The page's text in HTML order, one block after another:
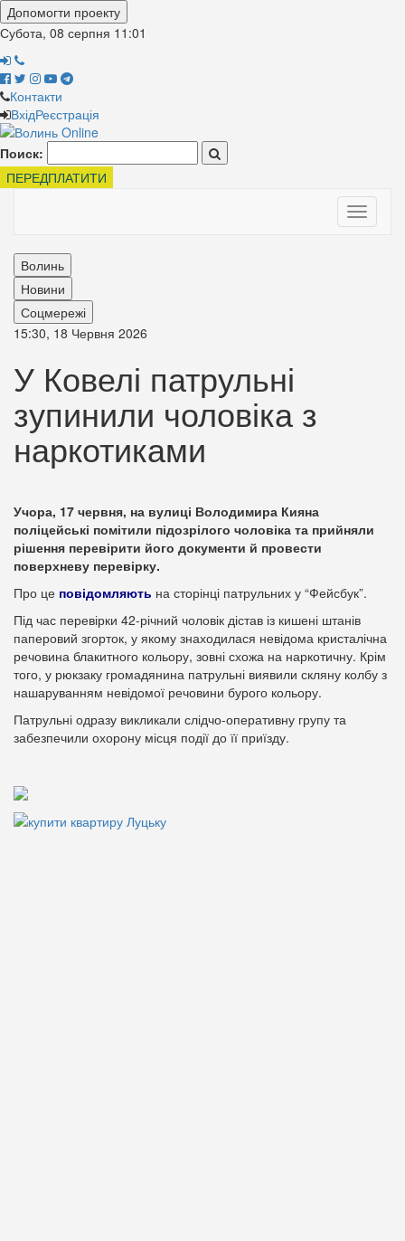
Допомогти проекту
Субота, 08 серпня 11:01
Контакти
ВхідРеєстрація
Поиск:
ПЕРЕДПЛАТИТИ
Toggle
Волинь
Новини
Соцмережі
15:30, 18 Червня 2026
У Ковелі патрульні
зупинили чоловіка з
наркотиками
Учора, 17 червня, на вулиці Володимира Кияна
поліцейські помітили підозрілого чоловіка та прийняли
рішення перевірити його документи й провести
поверхневу перевірку.
Про це повідомляють на сторінці патрульних у “Фейсбук”.
Під час перевірки 42-річний чоловік дістав із кишені штанів
паперовий згорток, у якому знаходилася невідома кристалічна
речовина блакитного кольору, зовні схожа на наркотичну. Крім
того, у рюкзаку громадянина патрульні виявили скляну колбу з
нашаруванням невідомої речовини бурого кольору.
Патрульні одразу викликали слідчо-оперативну групу та
забезпечили охорону місця події до її приїзду.